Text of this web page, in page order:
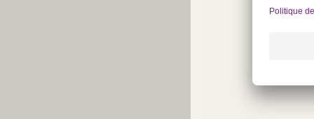
Not
Depuis plus de
régionale.
nous nous